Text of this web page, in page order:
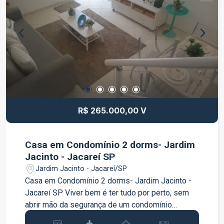
venha conhecer o seu próximo endereço!
FRANÇA IMOBILIÁRIA, A GENTE FACILITA, VOCÊ
REALIZA!
R$ 265.000,00 V
Casa em Condomínio 2 dorms- Jardim
Jacinto - Jacareí SP
Jardim Jacinto - Jacareí/SP
Casa em Condomínio 2 dorms- Jardim Jacinto -
Jacareí SP Viver bem é ter tudo por perto, sem
abrir mão da segurança de um condomínio
fechado. Este sobrado é perfeito para quem